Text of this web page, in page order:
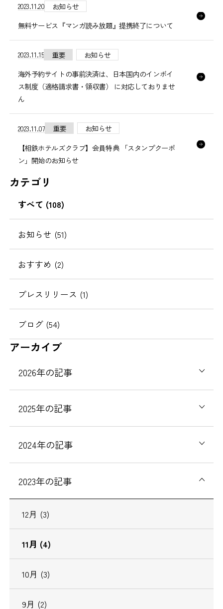
2023.11.20
お知らせ
無料サービス『マンガ読み放題』提携終了について
2023.11.15 重要
お知らせ
海外予約サイトの事前決済は、日本国内のインボイ
ス制度（適格請求書・領収書） に対応しておりませ
ん
2023.11.07 重要
お知らせ
【相鉄ホテルズクラブ】会員特典 「スタンプクーポ
ン」開始のお知らせ
カテゴリ
すべて (108)
お知らせ (51)
おすすめ (2)
プレスリリース (1)
ブログ (54)
アーカイブ
2026年の記事
2025年の記事
2024年の記事
2023年の記事
12月 (3)
11月 (4)
10月 (3)
9月 (2)